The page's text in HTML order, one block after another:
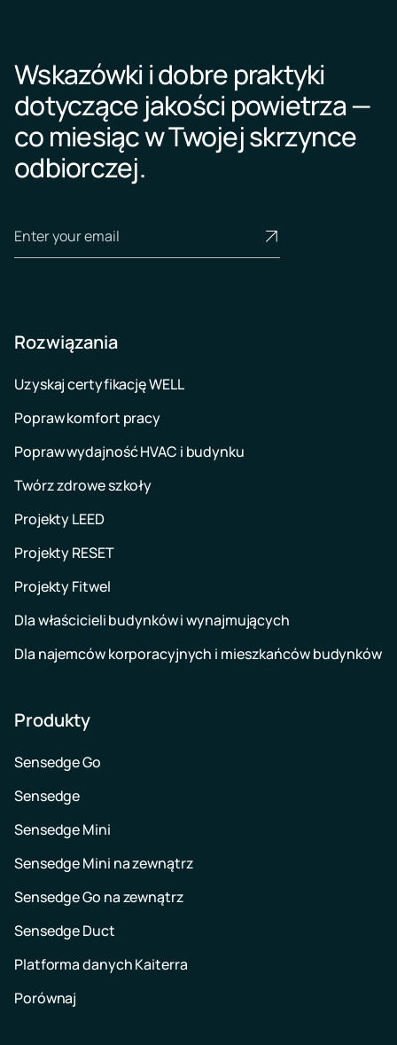
Wskazówki i dobre praktyki
dotyczące jakości powietrza —
co miesiąc w Twojej skrzynce
odbiorczej.
Rozwiązania
Uzyskaj certyfikację WELL
Popraw komfort pracy
Popraw wydajność HVAC i budynku
Twórz zdrowe szkoły
Projekty LEED
Projekty RESET
Projekty Fitwel
Dla właścicieli budynków i wynajmujących
Dla najemców korporacyjnych i mieszkańców budynków
Produkty
Sensedge Go
Sensedge
Sensedge Mini
Sensedge Mini na zewnątrz
Sensedge Go na zewnątrz
Sensedge Duct
Platforma danych Kaiterra
Porównaj